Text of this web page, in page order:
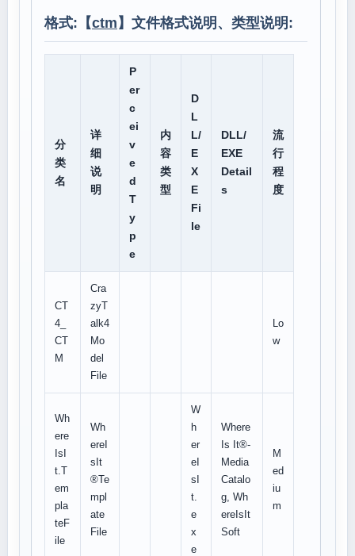
格式:【ctm 】文件格式说明、类型说明:
分
类
名
详
细
说
明
P
er
c
ei
v
e
d
T
y
p
e
内
容
类
型
D
L
L/
E
X
E
Fi
le
DLL/
EXE
Detail
s
流
行
程
度
CT
4_
CT
M
Cra
zyT
alk4
Mo
del
File
Lo
w
Wh
ere
IsI
t.T
em
pla
teF
ile
Wh
ereI
sIt
®Te
mpl
ate
File
W
h
er
eI
sI
t.
e
x
e
Where
Is It®-
Media
Catalo
g, Wh
ereIsIt
Soft
M
ed
iu
m